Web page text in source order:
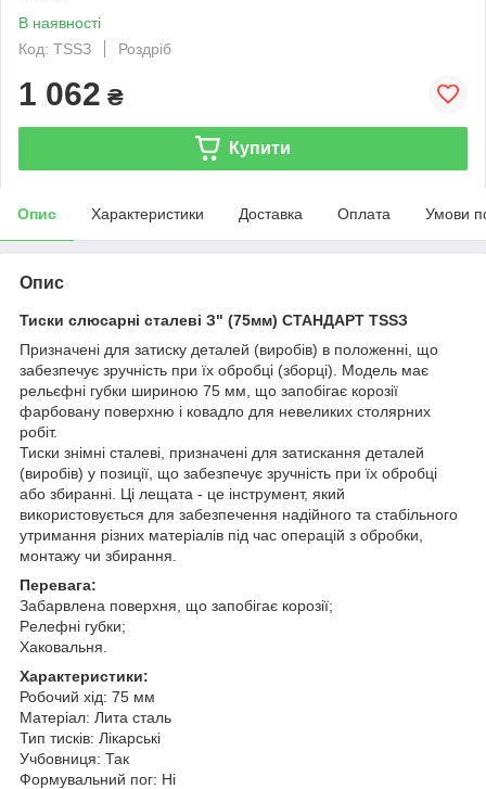
В наявності
Код: TSSЗ
Роздріб
1 062 ₴
Купити
Опис Характеристики Доставка Оплата Умови
Опис
Тиски слюсарні сталеві З" (75мм) CTAHДAPT TSSЗ
Призначені для затиску деталей (виробів) в положенні, що
забезпечує зручність при їх обробці (зборці). Модель має
рельєфні губки шириною 75 мм, що запобігає корозії
фарбовану поверхню і ковадло для невеликих столярних
робіт.
Тиски знімні сталеві, призначені для затискання деталей
(виробів) у позиції, що забезпечує зручність при їх обробці
або збиранні. Ці лещата - це інструмент, який
використовується для забезпечення надійного та стабільного
утримання різних матеріалів під час операцій з обробки,
монтажу чи збирання.
Перевага:
Забарвлена поверхня, що запобігає корозії;
Pелефні губки;
Хаковальня.
Характеристики:
Робочий хід: 75 мм
Матеріал: Лита сталь
Тип тисків: Лікарські
Учбовниця: Так
Формувальний пог: Ні